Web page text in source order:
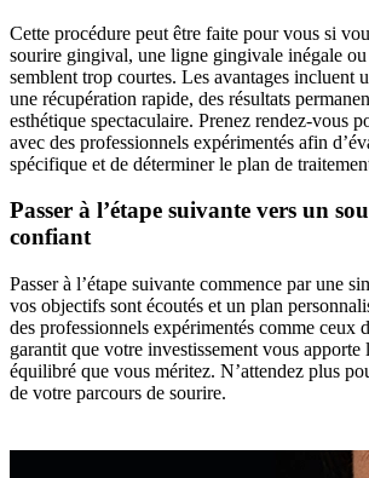
Cette procédure peut être faite pour vous si
sourire gingival, une ligne gingivale inégale ou
semblent trop courtes. Les avantages incluent
une récupération rapide, des résultats
esthétique spectaculaire. Prenez rendez-vous
avec des professionnels expérimentés afin
spécifique et de déterminer le plan de
Passer à l’étape suivante vers un
confiant
Passer à l’étape suivante commence par une
vos objectifs sont écoutés et un plan
des professionnels expérimentés comme
garantit que votre investissement vous apporte
équilibré que vous méritez. N’attendez plus
de votre parcours de sourire.